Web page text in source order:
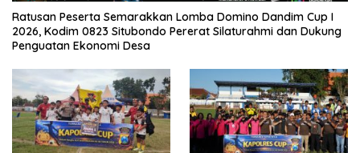
Ratusan Peserta Semarakkan Lomba Domino Dandim Cup I
2026, Kodim 0823 Situbondo Pererat Silaturahmi dan Dukung
Penguatan Ekonomi Desa